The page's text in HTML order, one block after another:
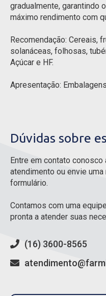
gradualmente, garantindo
máximo rendimento com
Recomendação: Cereais,
solanáceas, folhosas,
Açúcar e HF.
Apresentação:
Dúvidas sobre
Entre em contato
atendimento ou envie
formulário.
Contamos com uma
pronta a atender suas
(16) 3600-8565